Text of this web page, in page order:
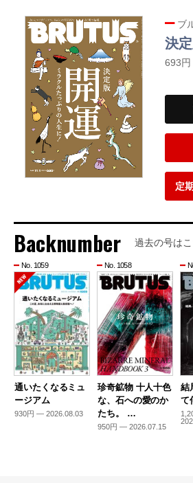
ブ
決
693
定
Backnumber 過去の号は
No. 1059
通いたくなるミュ
ージアム
930円 — 2026.08.03
No. 1058
珍奇鉱物 十人十色
な、石への愛のか
たち。 …
950円 — 2026.07.15
結
て